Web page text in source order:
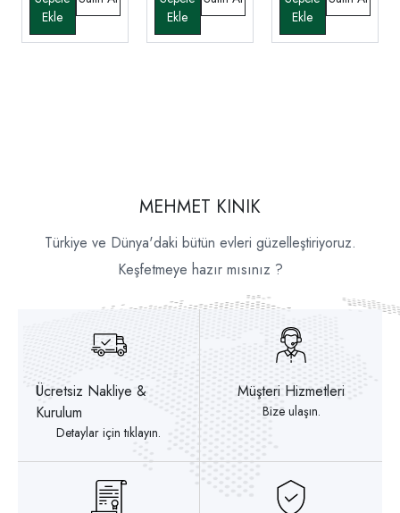
MEHMET KINIK
Türkiye ve Dünya'daki bütün evleri güzelleştiriyoruz.
Keşfetmeye hazır mısınız ?
Ücretsiz Nakliye &
Kurulum
Detaylar için tıklayın.
Müşteri Hizmetleri
Bize ulaşın.